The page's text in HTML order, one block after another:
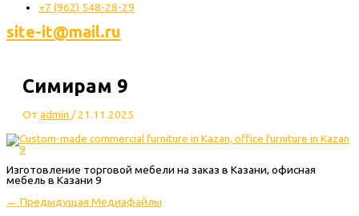
+7 (962) 548-28-29
site-it@mail.ru
Симирам 9
От admin /21.11.2025
Изготовление торговой мебели на заказ в Казани, офисная
мебель в Казани 9
← Предыдущая Медиафайлы